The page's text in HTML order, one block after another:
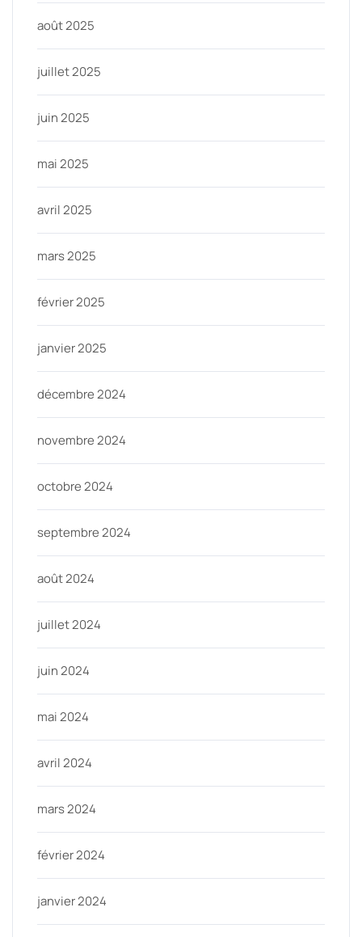
août 2025
juillet 2025
juin 2025
mai 2025
avril 2025
mars 2025
février 2025
janvier 2025
décembre 2024
novembre 2024
octobre 2024
septembre 2024
août 2024
juillet 2024
juin 2024
mai 2024
avril 2024
mars 2024
février 2024
janvier 2024